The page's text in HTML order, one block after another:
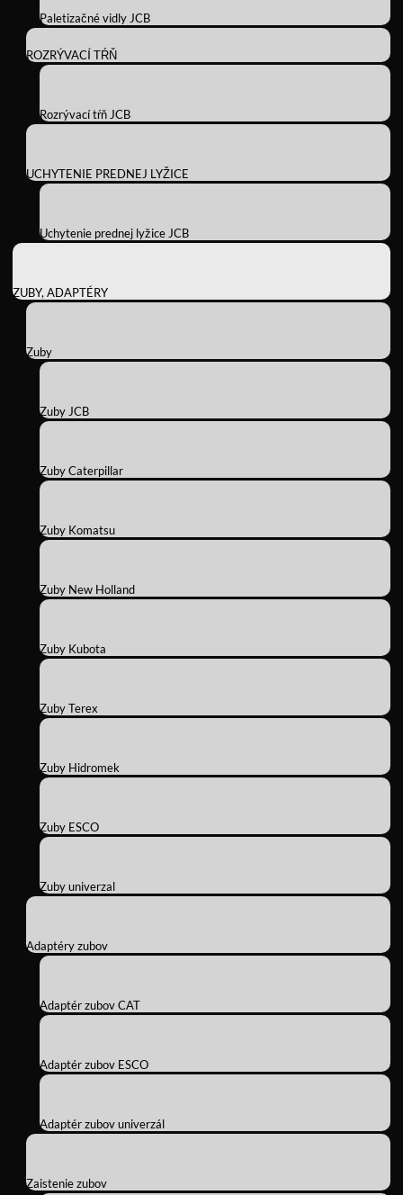
Paletizačné vidly JCB
ROZRÝVACÍ TŔŇ
Rozrývací tŕň JCB
UCHYTENIE PREDNEJ LYŽICE
Uchytenie prednej lyžice JCB
ZUBY, ADAPTÉRY
Zuby
Zuby JCB
Zuby Caterpillar
Zuby Komatsu
Zuby New Holland
Zuby Kubota
Zuby Terex
Zuby Hidromek
Zuby ESCO
Zuby univerzal
Adaptéry zubov
Adaptér zubov CAT
Adaptér zubov ESCO
Adaptér zubov univerzál
Zaistenie zubov